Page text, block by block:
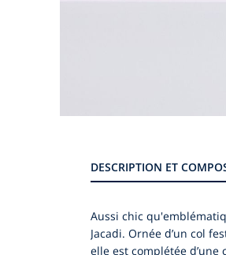
DESCRIPTION ET
Aussi chic
Jacadi. Ornée d’un col
elle est complétée